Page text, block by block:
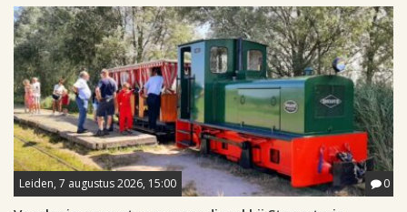
Leiden, 7 augustus 2026, 15:00 0